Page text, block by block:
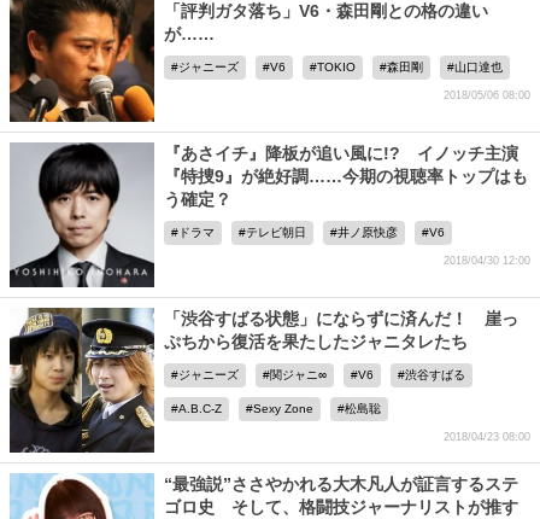
「評判ガタ落ち」V6・森田剛との格の違い
が……
ジャニーズ V6 TOKIO 森田剛 山口達也
2018/05/06 08:00
『あさイチ』降板が追い風に!? イノッチ主演
『特捜9』が絶好調……今期の視聴率トップはも
う確定？
ドラマ テレビ朝日 井ノ原快彦 V6
2018/04/30 12:00
「渋谷すばる状態」にならずに済んだ！ 崖っ
ぷちから復活を果たしたジャニタレたち
ジャニーズ 関ジャニ∞ V6 渋谷すばる
A.B.C-Z Sexy Zone 松島聡
2018/04/23 08:00
“最強説”ささやかれる大木凡人が証言するステ
ゴロ史 そして、格闘技ジャーナリストが推す